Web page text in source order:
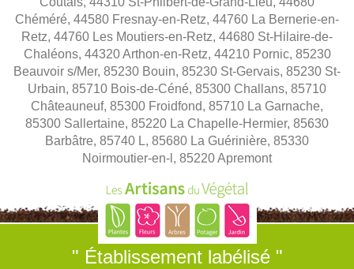
Chéméré, 44580 Fresnay-en-Retz, 44760 La Bernerie-en-
Retz, 44760 Les Moutiers-en-Retz, 44680 St-Hilaire-de-
Chaléons, 44320 Arthon-en-Retz, 44210 Pornic, 85230
Beauvoir s/Mer, 85230 Bouin, 85230 St-Gervais, 85230 St-
Urbain, 85710 Bois-de-Céné, 85300 Challans, 85710
Châteauneuf, 85300 Froidfond, 85710 La Garnache,
85300 Sallertaine, 85220 La Chapelle-Hermier, 85630
Barbâtre, 85740 L, 85680 La Guérinière, 85330
Noirmoutier-en-l, 85220 Apremont
" Établissement labélisé "